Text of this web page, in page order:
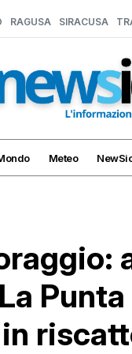
RAGUSA SIRACUSA
Meteo
Punta